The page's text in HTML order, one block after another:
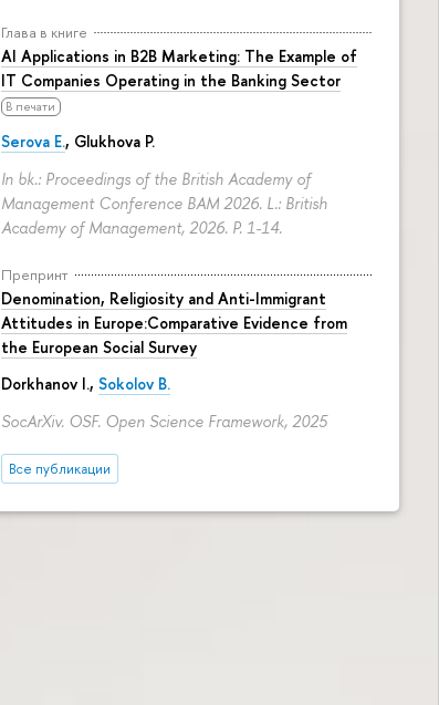
Глава в книге
AI Applications in B2B Marketing: The Example of
IT Companies Operating in the Banking Sector
В печати
Serova E., Glukhova P.
In bk.: Proceedings of the British Academy of
Management Conference BAM 2026. L.: British
Academy of Management, 2026. P. 1-14.
Препринт
Denomination, Religiosity and Anti-Immigrant
Attitudes in Europe:Comparative Evidence from
the European Social Survey
Dorkhanov I., Sokolov B.
SocArXiv. OSF. Open Science Framework, 2025
Все публикации